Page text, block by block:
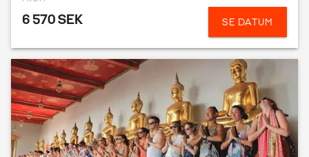
6 570 SEK SE DATUM